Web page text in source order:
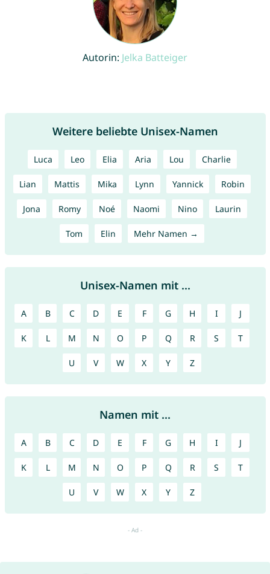
Autorin: Jelka Batteiger
Weitere beliebte Unisex-Namen
Luca Leo Elia Aria Lou Charlie
Lian Mattis Mika Lynn Yannick Robin
Jona Romy Noé Naomi Nino Laurin
Tom Elin Mehr Namen →
Unisex-Namen mit ...
A B C D E F G H I J
K L M N O P Q R S T
U V W X Y Z
Namen mit ...
A B C D E F G H I J
K L M N O P Q R S T
U V W X Y Z